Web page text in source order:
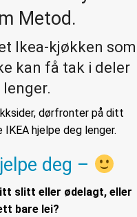
Metod.
Ikea-kjøkken som
kan få tak i deler
dørfronter på ditt
hjelpe deg lenger.
deg –
slitt eller ødelagt, eller
bare lei?